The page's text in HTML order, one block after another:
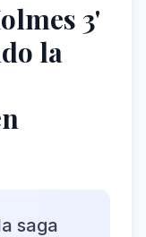
3'
la
saga